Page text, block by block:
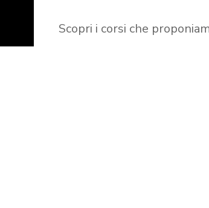
Scopri i corsi che